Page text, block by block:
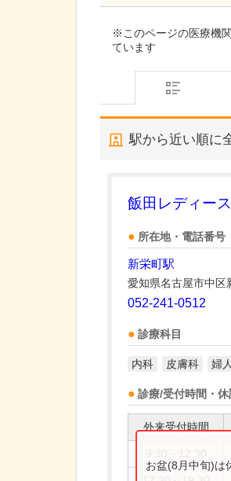
※このページの医療機
ています
駅から近い順に
飯田レディー
所在地・電話番号
新栄町駅
愛知県名古屋市中区
052-241-0512
診療科目
内科 皮膚科 婦
診療/受付時間・休
外来受付時間
お盆(8月中旬)は